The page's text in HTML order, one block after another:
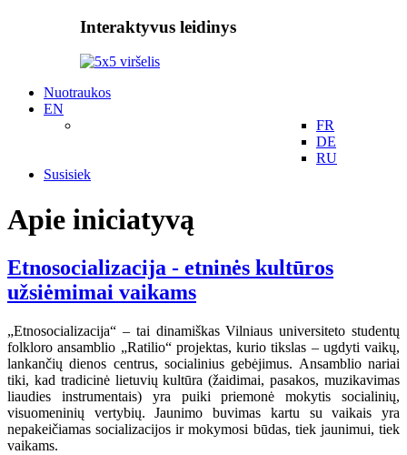
Interaktyvus leidinys
Nuotraukos
EN
FR
DE
RU
Susisiek
Apie iniciatyvą
Etnosocializacija - etninės kultūros
užsiėmimai vaikams
„Etnosocializacija“ – tai dinamiškas Vilniaus universiteto studentų
folkloro ansamblio „Ratilio“ projektas, kurio tikslas – ugdyti vaikų,
lankančių dienos centrus, socialinius gebėjimus. Ansamblio nariai
tiki, kad tradicinė lietuvių kultūra (žaidimai, pasakos, muzikavimas
liaudies instrumentais) yra puiki priemonė mokytis socialinių,
visuomeninių vertybių. Jaunimo buvimas kartu su vaikais yra
nepakeičiamas socializacijos ir mokymosi būdas, tiek jaunimui, tiek
vaikams.